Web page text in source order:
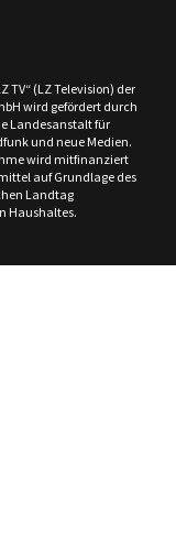
TV“ (LZ Television) der
wird gefördert durch
Landesanstalt für
und neue Medien.
wird mitfinanziert
auf Grundlage des
Landtag
Haushaltes.